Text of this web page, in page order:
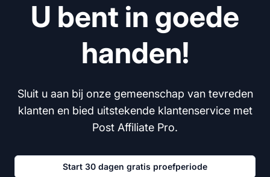
U bent in goede
handen!
Sluit u aan bij onze gemeenschap van tevreden
klanten en bied uitstekende klantenservice met
Post Affiliate Pro.
Start 30 dagen gratis proefperiode